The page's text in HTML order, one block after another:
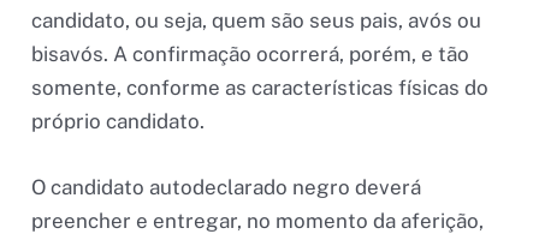
candidato, ou seja, quem são seus pais, avós ou
bisavós. A confirmação ocorrerá, porém, e tão
somente, conforme as características físicas do
próprio candidato.
O candidato autodeclarado negro deverá
preencher e entregar, no momento da aferição,